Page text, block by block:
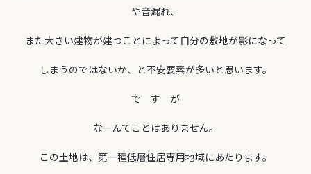
や音漏れ、
また大きい建物が建つことによって自分の敷地が影になって
しまうのではないか、と不安要素が多いと思います。
で す が
なーんてことはありません。
この土地は、第一種低層住居専用地域にあたります。